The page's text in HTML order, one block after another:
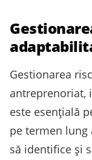
Gestionarea
antreprenoriat,
este esențială
pe termen
să identifice și